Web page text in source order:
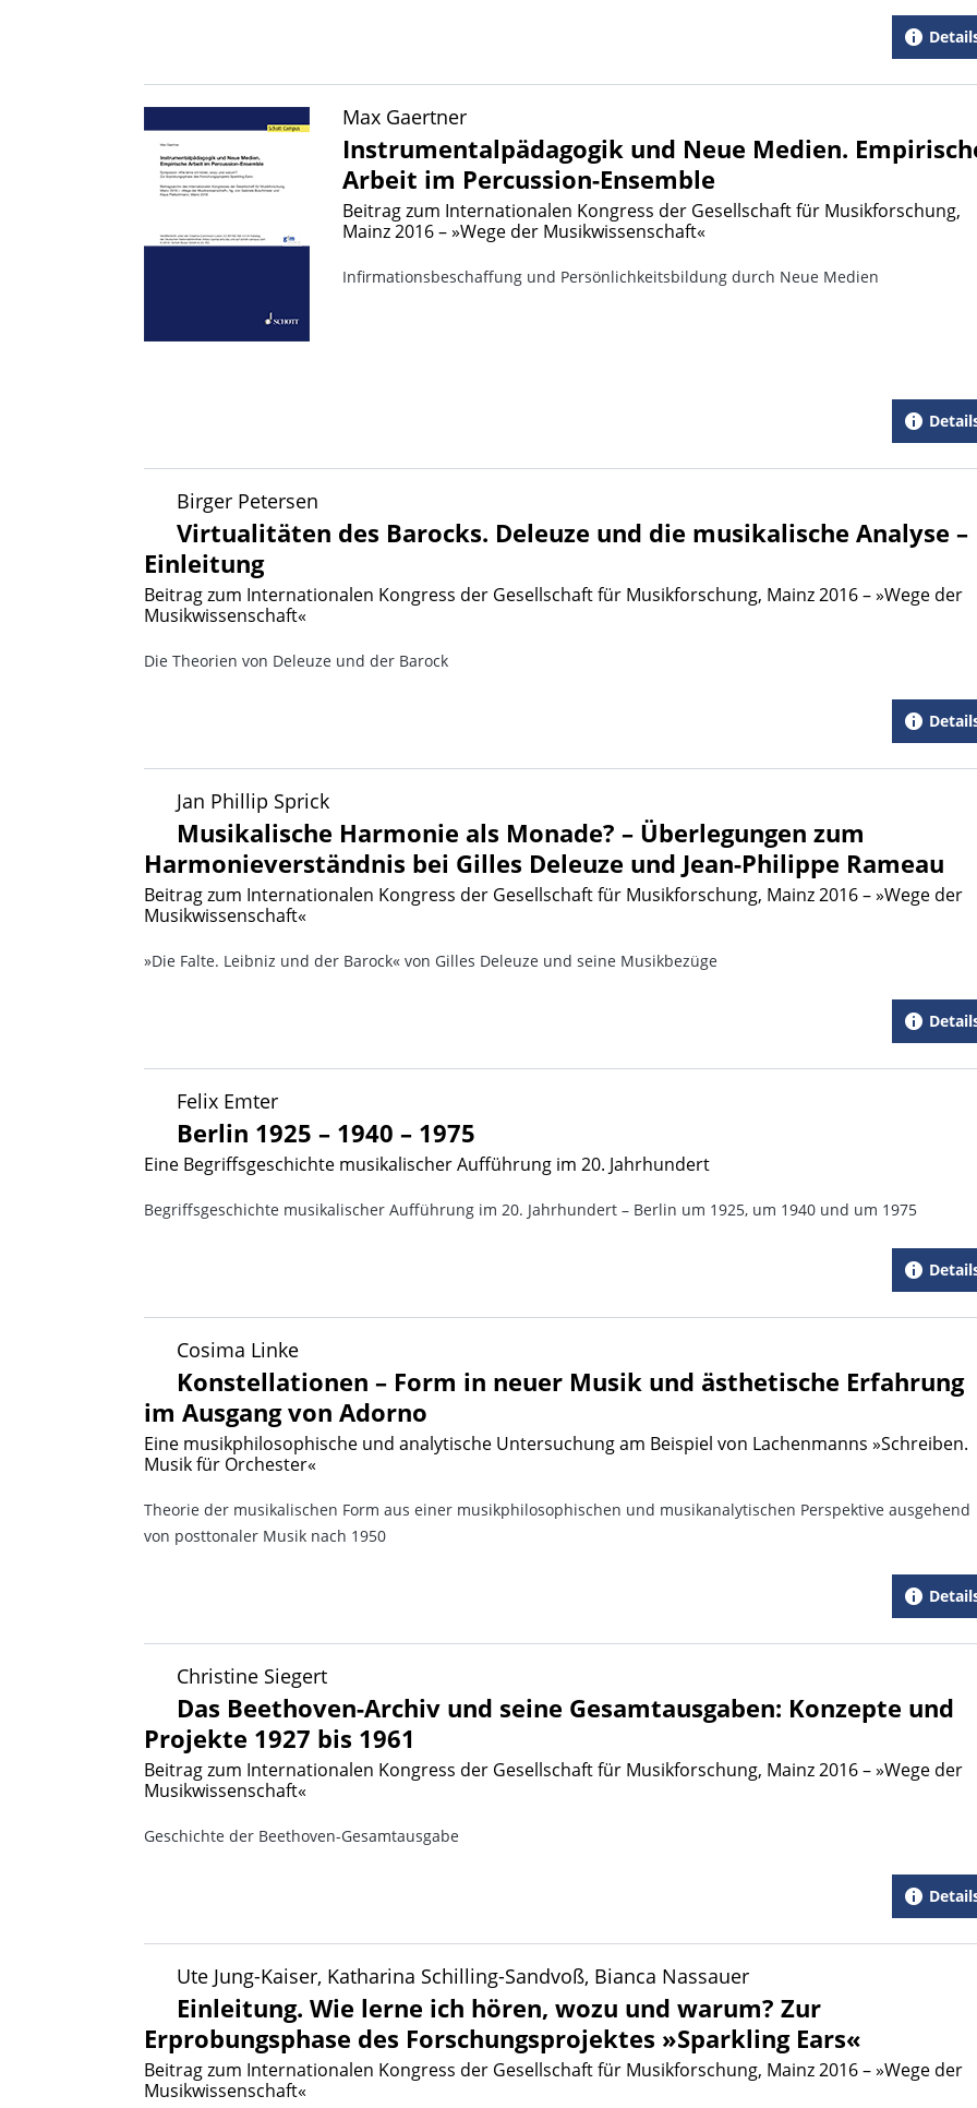
Max Gaertner
Instrumentalpädagogik und Neue Medien.
Arbeit im Percussion-Ensemble
Beitrag zum Internationalen Kongress der Gesellschaft für Musikforschung,
Mainz 2016 – »Wege der Musikwissenschaft«
Infirmationsbeschaffung und Persönlichkeitsbildung durch Neue Medien
Birger Petersen
Virtualitäten des Barocks. Deleuze und die musikalische Analyse –
Einleitung
Beitrag zum Internationalen Kongress der Gesellschaft für Musikforschung, Mainz 2016 – »Wege der
Musikwissenschaft«
Die Theorien von Deleuze und der Barock
Jan Phillip Sprick
Musikalische Harmonie als Monade? – Überlegungen zum
Harmonieverständnis bei Gilles Deleuze und Jean-Philippe Rameau
Beitrag zum Internationalen Kongress der Gesellschaft für Musikforschung, Mainz 2016 – »Wege der
Musikwissenschaft«
»Die Falte. Leibniz und der Barock« von Gilles Deleuze und seine Musikbezüge
Felix Emter
Berlin 1925 – 1940 – 1975
Eine Begriffsgeschichte musikalischer Aufführung im 20. Jahrhundert
Begriffsgeschichte musikalischer Aufführung im 20. Jahrhundert – Berlin um 1925, um 1940 und um 1975
Cosima Linke
Konstellationen – Form in neuer Musik und ästhetische Erfahrung
im Ausgang von Adorno
Eine musikphilosophische und analytische Untersuchung am Beispiel von Lachenmanns »Schreiben.
Musik für Orchester«
Theorie der musikalischen Form aus einer musikphilosophischen und musikanalytischen Perspektive ausgehend
von posttonaler Musik nach 1950
Christine Siegert
Das Beethoven-Archiv und seine Gesamtausgaben: Konzepte und
Projekte 1927 bis 1961
Beitrag zum Internationalen Kongress der Gesellschaft für Musikforschung, Mainz 2016 – »Wege der
Musikwissenschaft«
Geschichte der Beethoven-Gesamtausgabe
Ute Jung-Kaiser, Katharina Schilling-Sandvoß, Bianca Nassauer
Einleitung. Wie lerne ich hören, wozu und warum? Zur
Erprobungsphase des Forschungsprojektes »Sparkling Ears«
Beitrag zum Internationalen Kongress der Gesellschaft für Musikforschung, Mainz 2016 – »Wege der
Musikwissenschaft«